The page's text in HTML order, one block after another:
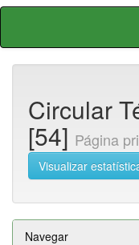
Skip
Circular
[54] Página
Visualizar
Navegar